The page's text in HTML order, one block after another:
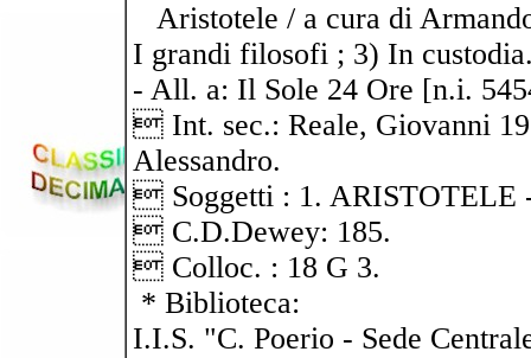
Aristotele / a cura di
I grandi filosofi ; 3) In
- All. a: Il Sole 24 Ore [n.i.
 Int. sec.: Reale, Giovanni
Alessandro.
 Soggetti : 1. ARISTOTELE
 C.D.Dewey: 185.
 Colloc. : 18 G 3.
* Biblioteca:
I.I.S. "C. Poerio - Sede